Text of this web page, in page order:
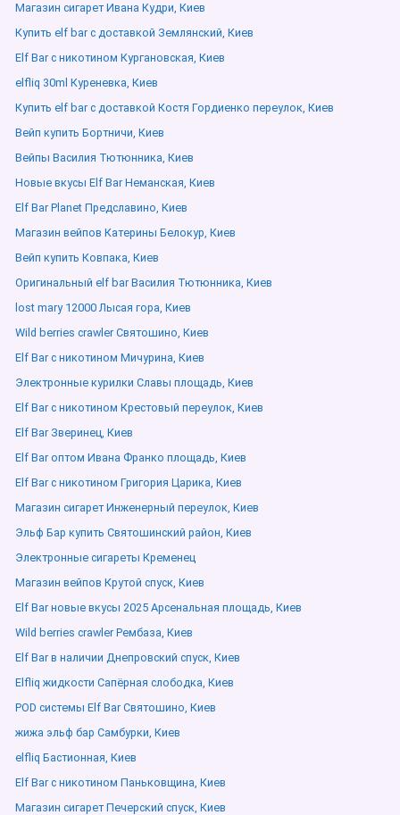
Магазин сигарет Ивана Кудри, Киев
Купить elf bar с доставкой Землянский, Киев
Elf Bar с никотином Кургановская, Киев
elfliq 30ml Куреневка, Киев
Купить elf bar с доставкой Костя Гордиенко переулок, Киев
Вейп купить Бортничи, Киев
Вейпы Василия Тютюнника, Киев
Новые вкусы Elf Bar Неманская, Киев
Elf Bar Planet Предславино, Киев
Магазин вейпов Катерины Белокур, Киев
Вейп купить Ковпака, Киев
Оригинальный elf bar Василия Тютюнника, Киев
lost mary 12000 Лысая гора, Киев
Wild berries crawler Святошино, Киев
Elf Bar с никотином Мичурина, Киев
Электронные курилки Славы площадь, Киев
Elf Bar с никотином Крестовый переулок, Киев
Elf Bar Зверинец, Киев
Elf Bar оптом Ивана Франко площадь, Киев
Elf Bar с никотином Григория Царика, Киев
Магазин сигарет Инженерный переулок, Киев
Эльф Бар купить Святошинский район, Киев
Электронные сигареты Кременец
Магазин вейпов Крутой спуск, Киев
Elf Bar новые вкусы 2025 Арсенальная площадь, Киев
Wild berries crawler Рембаза, Киев
Elf Bar в наличии Днепровский спуск, Киев
Elfliq жидкости Сапёрная слободка, Киев
POD системы Elf Bar Святошино, Киев
жижа эльф бар Самбурки, Киев
elfliq Бастионная, Киев
Elf Bar с никотином Паньковщина, Киев
Магазин сигарет Печерский спуск, Киев